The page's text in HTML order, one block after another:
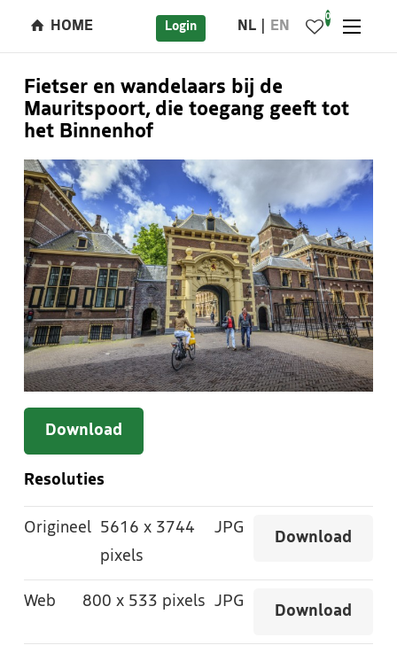
HOME Login NL EN
0
Fietser en wandelaars bij de
Mauritspoort, die toegang geeft tot
het Binnenhof
Download
Resoluties
Origineel 5616 x 3744
pixels
JPG
Download
Web 800 x 533 pixels JPG
Download